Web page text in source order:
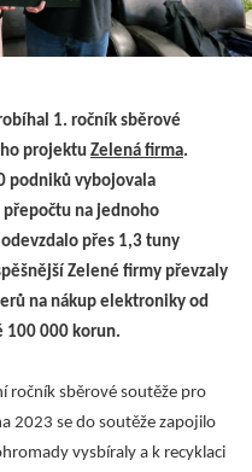
1. ročník sběrové
projektuZelená firma.
podniků vybojovala
přepočtu na jednoho
přes 1,3 tuny
Zelené firmy převzaly
na nákup elektroniky od
100 000 korun.
ročník sběrové soutěže pro
2023 se do soutěže zapojilo
vysbíraly a k recyklaci